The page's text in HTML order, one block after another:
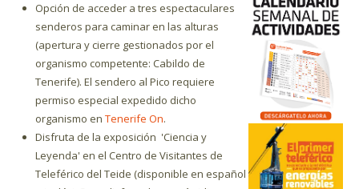
Opción de acceder a tres espectaculares
senderos para caminar en las alturas
(apertura y cierre gestionados por el
organismo competente: Cabildo de
Tenerife). El sendero al Pico requiere
permiso especial expedido dicho
organismo en Tenerife On.
Disfruta de la exposición 'Ciencia y
Leyenda' en el Centro de Visitantes de
Teleférico del Teide (disponible en español